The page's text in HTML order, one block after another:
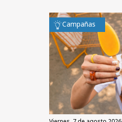
Campañas